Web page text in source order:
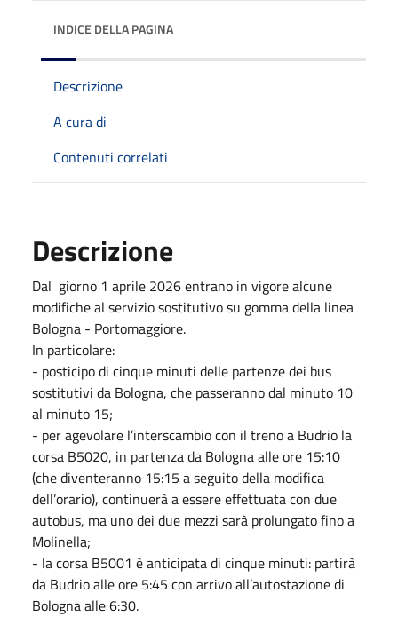
INDICE DELLA PAGINA
Descrizione
A cura di
Contenuti correlati
Descrizione
Dal giorno 1 aprile 2026 entrano in vigore alcune
modifiche al servizio sostitutivo su gomma della linea
Bologna - Portomaggiore.
In particolare:
- posticipo di cinque minuti delle partenze dei bus
sostitutivi da Bologna, che passeranno dal minuto 10
al minuto 15;
- per agevolare l’interscambio con il treno a Budrio la
corsa B5020, in partenza da Bologna alle ore 15:10
(che diventeranno 15:15 a seguito della modifica
dell’orario), continuerà a essere effettuata con due
autobus, ma uno dei due mezzi sarà prolungato fino a
Molinella;
- la corsa B5001 è anticipata di cinque minuti: partirà
da Budrio alle ore 5:45 con arrivo all’autostazione di
Bologna alle 6:30.